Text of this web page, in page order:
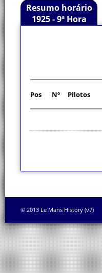
Resumo horário
1925 - 9ª Hora
Pos Nº Pilotos
© 2013 Le Mans History (v7)